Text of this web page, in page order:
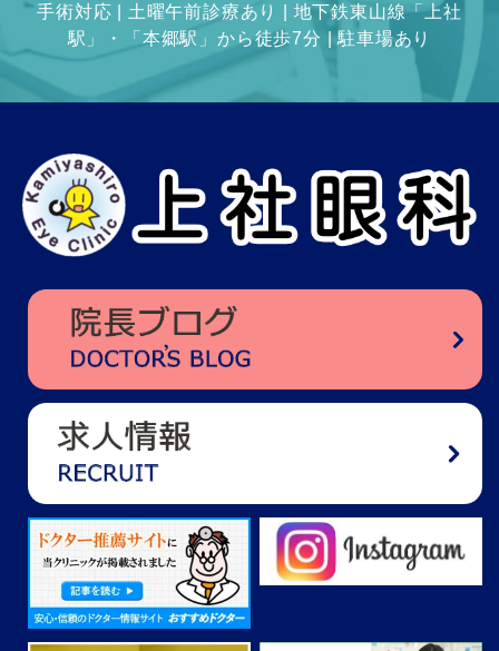
手術対応 | 土曜午前診療あり | 地下鉄東山線「上社
駅」・「本郷駅」から徒歩7分 | 駐車場あり